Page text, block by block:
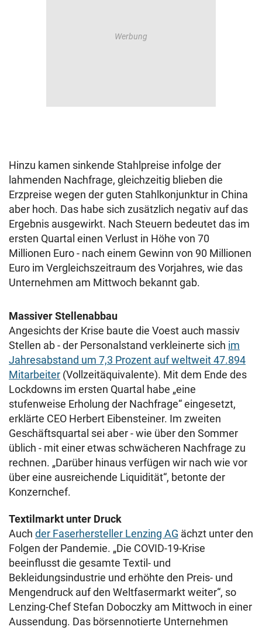
Hinzu kamen sinkende Stahlpreise infolge der
lahmenden Nachfrage, gleichzeitig blieben die
Erzpreise wegen der guten Stahlkonjunktur in China
aber hoch. Das habe sich zusätzlich negativ auf das
Ergebnis ausgewirkt. Nach Steuern bedeutet das im
ersten Quartal einen Verlust in Höhe von 70
Millionen Euro - nach einem Gewinn von 90 Millionen
Euro im Vergleichszeitraum des Vorjahres, wie das
Unternehmen am Mittwoch bekannt gab.
Massiver Stellenabbau
Angesichts der Krise baute die Voest auch massiv
Stellen ab - der Personalstand verkleinerte sich im
Jahresabstand um 7,3 Prozent auf weltweit 47.894
Mitarbeiter (Vollzeitäquivalente). Mit dem Ende des
Lockdowns im ersten Quartal habe „eine
stufenweise Erholung der Nachfrage“ eingesetzt,
erklärte CEO Herbert Eibensteiner. Im zweiten
Geschäftsquartal sei aber - wie über den Sommer
üblich - mit einer etwas schwächeren Nachfrage zu
rechnen. „Darüber hinaus verfügen wir nach wie vor
über eine ausreichende Liquidität“, betonte der
Konzernchef.
Textilmarkt unter Druck
Auch der Faserhersteller Lenzing AG ächzt unter den
Folgen der Pandemie. „Die COVID-19-Krise
beeinflusst die gesamte Textil- und
Bekleidungsindustrie und erhöhte den Preis- und
Mengendruck auf den Weltfasermarkt weiter“, so
Lenzing-Chef Stefan Doboczky am Mittwoch in einer
Aussendung. Das börsennotierte Unternehmen